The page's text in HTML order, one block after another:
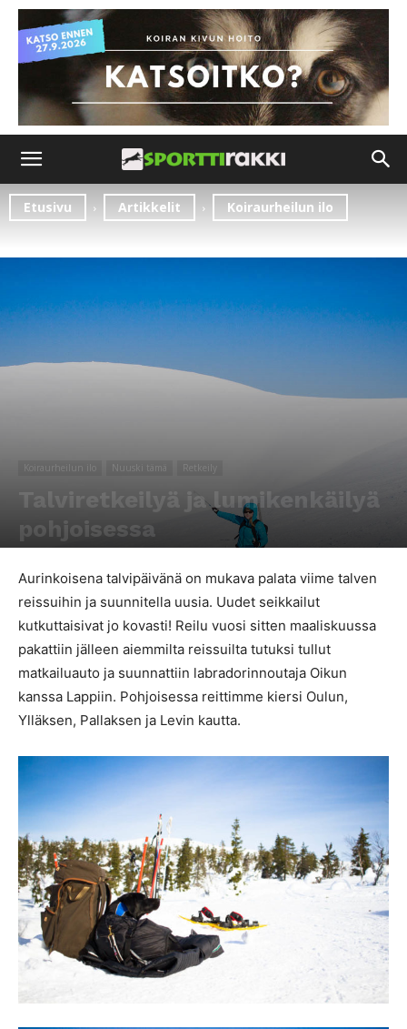
Etusivu Artikkelit Koiraurheilun ilo
Koiraurheilun ilo Nuuski tämä Retkeily
Talviretkeilyä ja lumikenkäilyä
pohjoisessa
Aurinkoisena talvipäivänä on mukava palata viime talven
reissuihin ja suunnitella uusia. Uudet seikkailut
kutkuttaisivat jo kovasti! Reilu vuosi sitten maaliskuussa
pakattiin jälleen aiemmilta reissuilta tutuksi tullut
matkailuauto ja suunnattiin labradorinnoutaja Oikun
kanssa Lappiin. Pohjoisessa reittimme kiersi Oulun,
Ylläksen, Pallaksen ja Levin kautta.